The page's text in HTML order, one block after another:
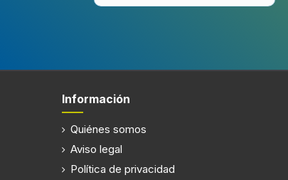
Color del mando
Ergonomía
Tipo de temporizador
La duración del temporizador
Wi-Fi controlado
Información
Quiénes somos
Aviso legal
Política de privacidad